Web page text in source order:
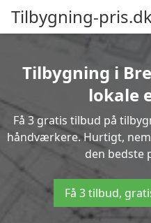
Tilbygning-
Tilbygning i
lokale
Få 3 gratis tilbud på
håndværkere. Hurtigt,
den bedste
Få 3 tilbud,